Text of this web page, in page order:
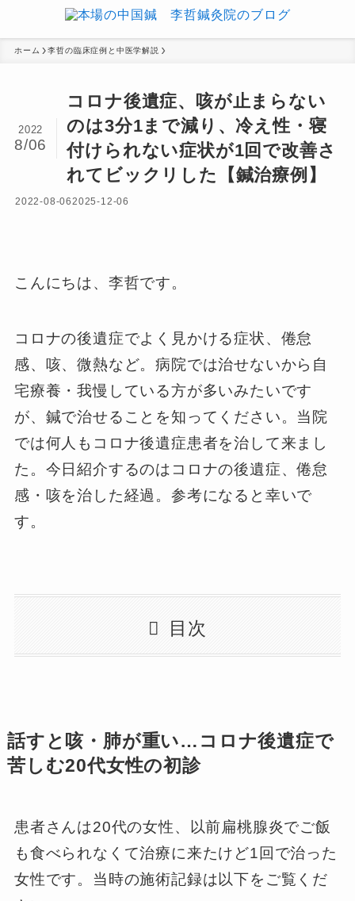
ホーム 李哲の臨床症例と中医学解説
コロナ後遺症、咳が止まらない
のは3分1まで減り、冷え性・寝
付けられない症状が1回で改善さ
れてビックリした【鍼治療例】
2022
8/06
2022-08-062025-12-06
こんにちは、李哲です。
コロナの後遺症でよく見かける症状、倦怠
感、咳、微熱など。病院では治せないから自
宅療養・我慢している方が多いみたいです
が、鍼で治せることを知ってください。当院
では何人もコロナ後遺症患者を治して来まし
た。今日紹介するのはコロナの後遺症、倦怠
感・咳を治した経過。参考になると幸いで
す。
目次
話すと咳・肺が重い…コロナ後遺症で
苦しむ20代女性の初診
患者さんは20代の女性、以前扁桃腺炎でご飯
も食べられなくて治療に来たけど1回で治った
女性です。当時の施術記録は以下をご覧くだ